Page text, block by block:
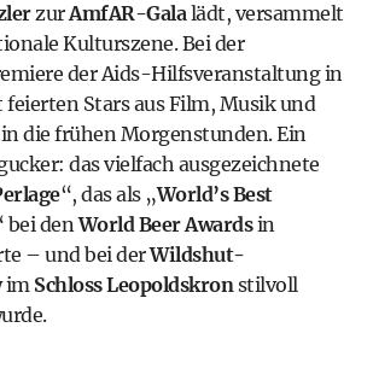
zurAmfAR-Galalädt, versammelt
Kulturszene. Bei der
der Aids-Hilfsveranstaltung in
Stars aus Film, Musik und
die frühen Morgenstunden. Ein
das vielfach ausgezeichnete
“, das als „World’s Best
bei denWorld Beer Awardsin
– und bei derWildshut-
im Schloss Leopoldskronstilvoll